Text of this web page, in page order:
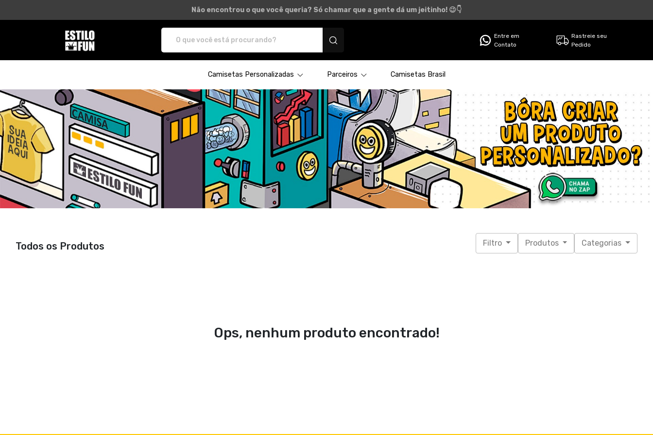
Não encontrou o que você queria? Só chamar que a gente dá um jeitinho! 😉👇
Entre em
Contato
Rastreie seu
Pedido
Camisetas Personalizadas Parceiros Camisetas Brasil
Todos os Produtos Filtro Produtos Categorias
Ops, nenhum produto encontrado!